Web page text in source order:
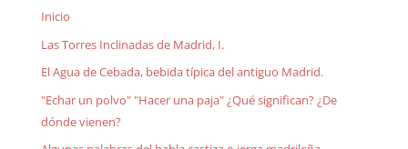
Inicio
Las Torres Inclinadas de Madrid, I.
El Agua de Cebada, bebida típica del antiguo Madrid.
"Echar un polvo" "Hacer una paja" ¿Qué significan? ¿De
dónde vienen?